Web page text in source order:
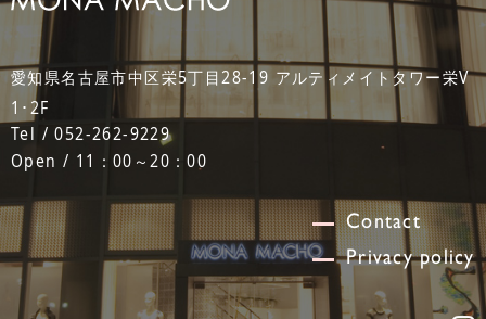
愛知県名古屋市中区栄5丁目28-19 アルティメイトタワー栄V
1･2F
Tel / 052-262-9229
Open / 11：00～20：00
Contact
Privacy policy